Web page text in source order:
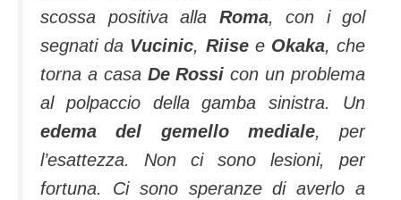
scossa positiva alla Roma, con i gol
segnati da Vucinic, Riise e Okaka, che
torna a casa De Rossi con un problema
al polpaccio della gamba sinistra. Un
edema del gemello mediale, per
l’esattezza. Non ci sono lesioni, per
fortuna. Ci sono speranze di averlo a